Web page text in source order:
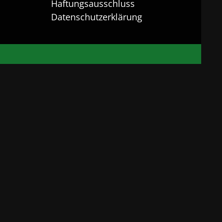
Haftungsausschluss
Datenschutzerklärung